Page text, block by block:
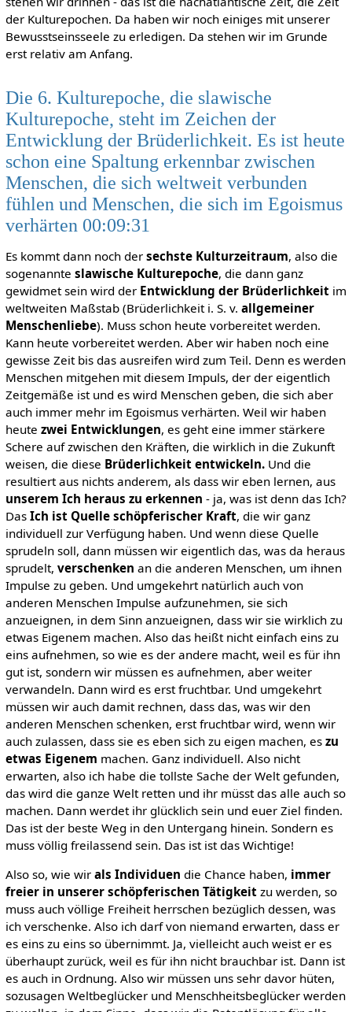
der Kulturepochen. Da haben wir noch einiges mit unserer
Bewusstseinsseele zu erledigen. Da stehen wir im Grunde
erst relativ am Anfang.
Die 6. Kulturepoche, die slawische
Kulturepoche, steht im Zeichen der
Entwicklung der Brüderlichkeit. Es ist heute
schon eine Spaltung erkennbar zwischen
Menschen, die sich weltweit verbunden
fühlen und Menschen, die sich im Egoismus
verhärten 00:09:31
Es kommt dann noch der sechste Kulturzeitraum, also die
sogenannte slawische Kulturepoche, die dann ganz
gewidmet sein wird der Entwicklung der Brüderlichkeitim
weltweiten Maßstab (Brüderlichkeit i. S. v. allgemeiner
Menschenliebe). Muss schon heute vorbereitet werden.
Kann heute vorbereitet werden. Aber wir haben noch eine
gewisse Zeit bis das ausreifen wird zum Teil. Denn es werden
Menschen mitgehen mit diesem Impuls, der der eigentlich
Zeitgemäße ist und es wird Menschen geben, die sich aber
auch immer mehr im Egoismus verhärten. Weil wir haben
heute zwei Entwicklungen, es geht eine immer stärkere
Schere auf zwischen den Kräften, die wirklich in die Zukunft
weisen, die diese Brüderlichkeit entwickeln.Und die
resultiert aus nichts anderem, als dass wir eben lernen, aus
unserem Ich heraus zu erkennen - ja, was ist denn das Ich?
Das Ich ist Quelle schöpferischer Kraft, die wir ganz
individuell zur Verfügung haben. Und wenn diese Quelle
sprudeln soll, dann müssen wir eigentlich das, was da heraus
sprudelt, verschenken an die anderen Menschen, um ihnen
Impulse zu geben. Und umgekehrt natürlich auch von
anderen Menschen Impulse aufzunehmen, sie sich
anzueignen, in dem Sinn anzueignen, dass wir sie wirklich zu
etwas Eigenem machen. Also das heißt nicht einfach eins zu
eins aufnehmen, so wie es der andere macht, weil es für ihn
gut ist, sondern wir müssen es aufnehmen, aber weiter
verwandeln. Dann wird es erst fruchtbar. Und umgekehrt
müssen wir auch damit rechnen, dass das, was wir den
anderen Menschen schenken, erst fruchtbar wird, wenn wir
auch zulassen, dass sie es eben sich zu eigen machen, es zu
etwas Eigenem machen. Ganz individuell. Also nicht
erwarten, also ich habe die tollste Sache der Welt gefunden,
das wird die ganze Welt retten und ihr müsst das alle auch so
machen. Dann werdet ihr glücklich sein und euer Ziel finden.
Das ist der beste Weg in den Untergang hinein. Sondern es
muss völlig freilassend sein. Das ist ist das Wichtige!
Also so, wie wir als Individuen die Chance haben, immer
freier in unserer schöpferischen Tätigkeitzu werden, so
muss auch völlige Freiheit herrschen bezüglich dessen, was
ich verschenke. Also ich darf von niemand erwarten, dass er
es eins zu eins so übernimmt. Ja, vielleicht auch weist er es
überhaupt zurück, weil es für ihn nicht brauchbar ist. Dann ist
es auch in Ordnung. Also wir müssen uns sehr davor hüten,
sozusagen Weltbeglücker und Menschheitsbeglücker werden